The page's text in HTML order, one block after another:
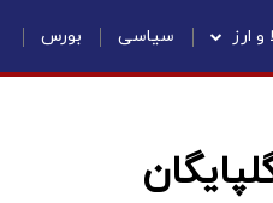
و ارز سیاسی بورس